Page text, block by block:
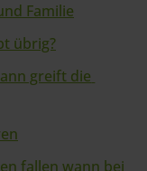
Familie
übrig?
greift die
fallen wann bei